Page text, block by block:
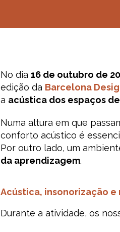
No dia 16 de outubro de
edição da Barcelona
a acústica dos espaços
Numa altura em que
conforto acústico é
Por outro lado, um
da aprendizagem.
Acústica, insonorização
Durante a atividade, os